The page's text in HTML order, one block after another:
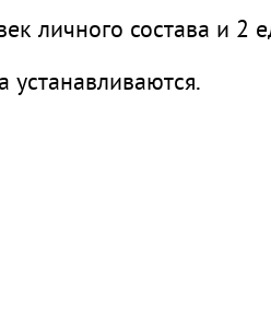
личного состава и 2